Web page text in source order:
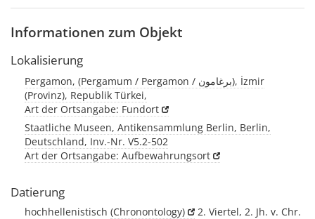
Informationen zum Objekt
Lokalisierung
Pergamon, (Pergamum / Pergamon / برغامون), İzmir
(Provinz), Republik Türkei,
Art der Ortsangabe: Fundort
Staatliche Museen, Antikensammlung Berlin, Berlin,
Deutschland, Inv.-Nr. V5.2-502
Art der Ortsangabe: Aufbewahrungsort
Datierung
hochhellenistisch (Chronontology) 2. Viertel, 2. Jh. v. Chr.